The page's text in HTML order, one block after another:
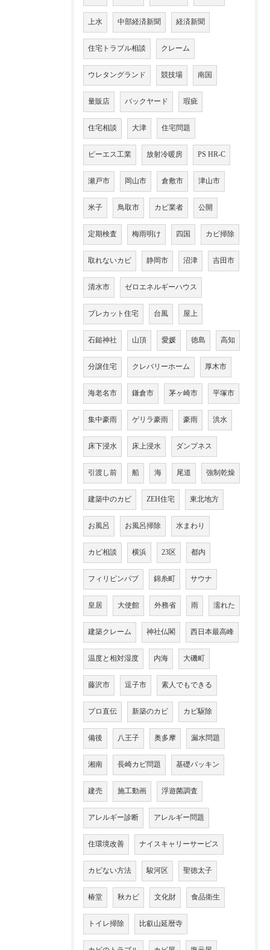
上水 中部経済新聞 経済新聞
住宅トラブル相談 クレーム
ウレタングランド 競技場 南国
量販店 バックヤード 瑕疵
住宅相談 大津 住宅問題
ピーエス工業 放射冷暖房 PS HR-C
瀬戸市 岡山市 倉敷市 津山市
米子 鳥取市 カビ業者 公開
定期検査 梅雨明け 四国 カビ掃除
取れないカビ 静岡市 沼津 吉田市
清水市 ゼロエネルギーハウス
プレカット住宅 台風 屋上
石鎚神社 山頂 愛媛 徳島 高知
分譲住宅 クレバリーホーム 厚木市
海老名市 鎌倉市 茅ヶ崎市 平塚市
集中豪雨 ゲリラ豪雨 豪雨 洪水
床下浸水 床上浸水 ダンプネス
引渡し前 船 海 尾道 強制乾燥
建築中のカビ ZEH住宅 東北地方
お風呂 お風呂掃除 水まわり
カビ相談 横浜 23区 都内
フィリピンパブ 錦糸町 サウナ
皇居 大使館 外務省 雨 濡れた
建築クレーム 神社仏閣 西日本最高峰
温度と相対湿度 内海 大磯町
藤沢市 逗子市 素人でもできる
プロ直伝 新築のカビ カビ駆除
備後 八王子 奥多摩 漏水問題
湘南 長崎カビ問題 基礎パッキン
建売 施工動画 浮遊菌調査
アレルギー診断 アレルギー問題
住環境改善 ナイスキャリーサービス
カビない方法 駿河区 聖徳太子
椿堂 秋カビ 文化財 食品衛生
トイレ掃除 比叡山延暦寺